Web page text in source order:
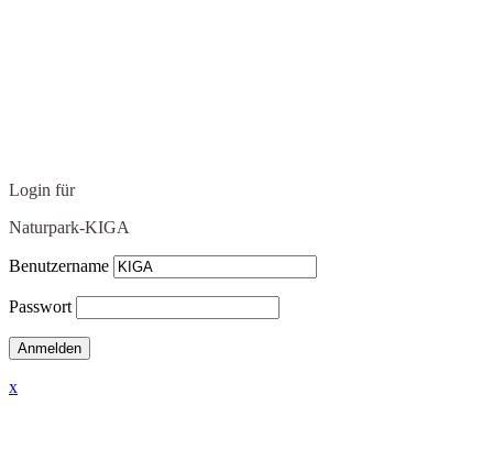
Login für
Naturpark-KIGA
Benutzername
Passwort
x